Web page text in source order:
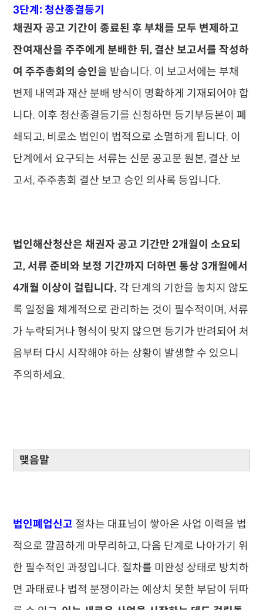
3단계: 청산종결등기
채권자 공고 기간이 종료된 후 부채를 모두 변제하고
잔여재산을 주주에게 분배한 뒤, 결산 보고서를 작성하
여 주주총회의 승인을 받습니다. 이 보고서에는 부채
변제 내역과 재산 분배 방식이 명확하게 기재되어야 합
니다. 이후 청산종결등기를 신청하면 등기부등본이 폐
쇄되고, 비로소 법인이 법적으로 소멸하게 됩니다. 이
단계에서 요구되는 서류는 신문 공고문 원본, 결산 보
고서, 주주총회 결산 보고 승인 의사록 등입니다.
법인해산청산은 채권자 공고 기간만 2개월이 소요되
고, 서류 준비와 보정 기간까지 더하면 통상 3개월에서
4개월 이상이 걸립니다. 각 단계의 기한을 놓치지 않도
록 일정을 체계적으로 관리하는 것이 필수적이며, 서류
가 누락되거나 형식이 맞지 않으면 등기가 반려되어 처
음부터 다시 시작해야 하는 상황이 발생할 수 있으니
주의하세요.
맺음말
법인폐업신고 절차는 대표님이 쌓아온 사업 이력을 법
적으로 깔끔하게 마무리하고, 다음 단계로 나아가기 위
한 필수적인 과정입니다. 절차를 미완성 상태로 방치하
면 과태료나 법적 분쟁이라는 예상치 못한 부담이 뒤따